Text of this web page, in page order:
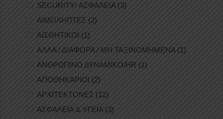
SECURITY/ ΑΣΦΑΛΕΙΑ(3)
ΑΙΜΟΛΗΠΤΕΣ (2)
ΑΙΣΘΗΤΙΚΟΙ (1)
ΑΛΛΑ / ΔΙΑΦΟΡΑ / ΜΗ ΤΑΞΙΝΟΜΗΜΕΝΑ(1)
ΑΝΘΡΩΠΙΝΟ ΔΥΝΑΜΙΚΟ/HR (1)
ΑΠΟΘΗΚΑΡΙΟΙ (2)
ΑΡΧΙΤΕΚΤΟΝΕΣ (12)
ΑΣΦΑΛΕΙΑ & ΥΓΕΙΑ (3)